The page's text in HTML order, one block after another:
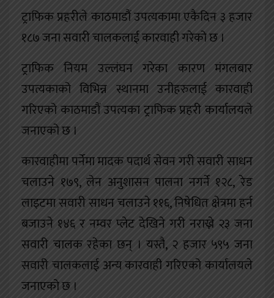
ट्राफिक प्रहरीले काठमाडौं उपत्यकामा एकैदिन ३ हजार
१८७ जना सवारी चालकलाई कारवाही गरेको छ ।
ट्राफिक नियम उल्लंघन गरेका कारण मंगलबार
उपत्यकाको विभिन्न स्थानमा उनीहरुलाई कारवाही
गरिएको काठमाडौं उपत्यका ट्राफिक प्रहरी कार्यालयले
जनाएको छ ।
कारवाहीमा पर्नेमा मादक पदार्थ सेवन गरी सवारी साधन
चलाउने १७९, लेन अनुशासन पालना नगर्ने १२८, रेड
लाइटमा सवारी साधन चलाउने ११६, निषेधित क्षेत्रमा हर्न
बजाउने १४६ र नम्वर प्लेट देखिने गरी नराख्ने २३ जना
सवारी चालक रहेका छन् । यस्तै, २ हजार ५९५ जना
सवारी चालकलाई अन्य कारवाही गरिएको कार्यालयले
जनाएको छ ।